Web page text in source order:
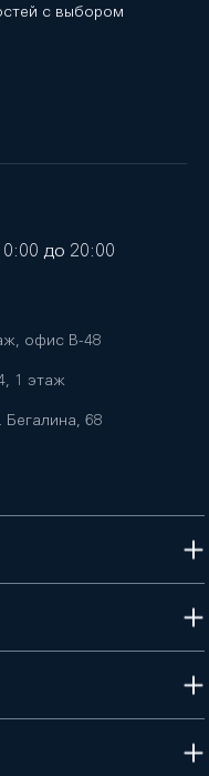
с выбором
до 20:00
офис B-48
1 этаж
68